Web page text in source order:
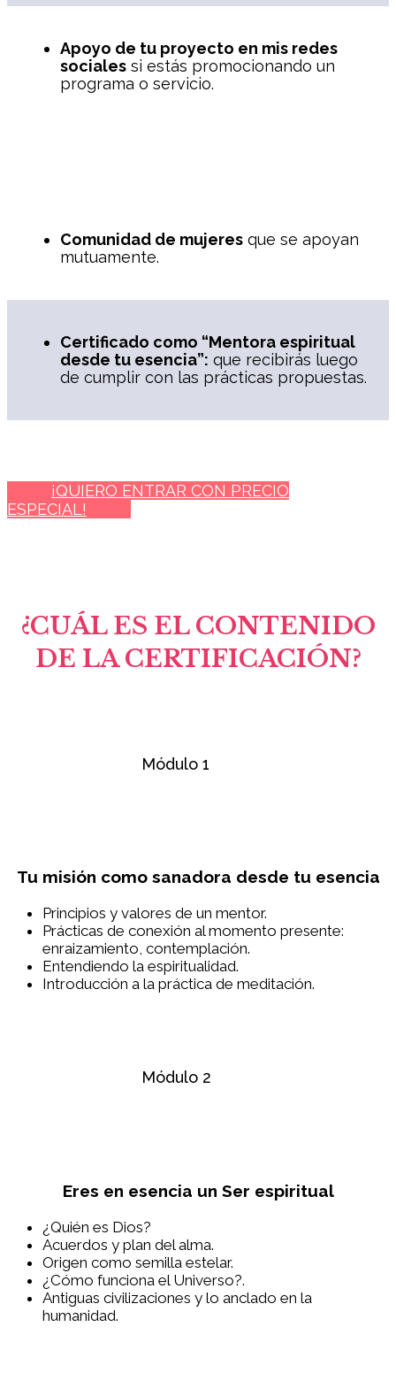
Apoyo de tu proyecto en mis redes
sociales si estás promocionando un
programa o servicio.
Comunidad de mujeres que se apoyan
mutuamente.
Certificado como “Mentora espiritual
desde tu esencia”: que recibirás luego
de cumplir con las prácticas propuestas.
¡QUIERO ENTRAR CON PRECIO
ESPECIAL!
¿CUÁL ES EL CONTENIDO
DE LA CERTIFICACIÓN?
Módulo 1
Tu misión como sanadora desde tu esencia
Principios y valores de un mentor.
Prácticas de conexión al momento presente:
enraizamiento, contemplación.
Entendiendo la espiritualidad.
Introducción a la práctica de meditación.
Módulo 2
Eres en esencia un Ser espiritual
¿Quién es Dios?
Acuerdos y plan del alma.
Origen como semilla estelar.
¿Cómo funciona el Universo?.
Antiguas civilizaciones y lo anclado en la
humanidad.